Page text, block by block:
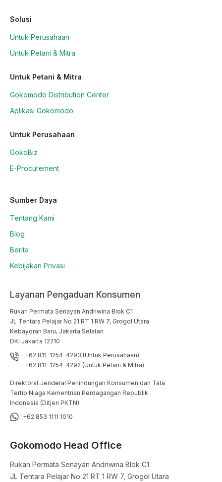
Solusi
Untuk Perusahaan
Untuk Petani & Mitra
Untuk Petani & Mitra
Gokomodo Distribution Center
Aplikasi Gokomodo
Untuk Perusahaan
GokoBiz
E-Procurement
Sumber Daya
Tentang Kami
Blog
Berita
Kebijakan Privasi
Layanan Pengaduan Konsumen
Rukan Permata Senayan Andriwina Blok C1
JL Tentara Pelajar No 21 RT 1 RW 7, Grogol Utara
Kebayoran Baru, Jakarta Selatan
DKI Jakarta 12210
+62 811-1254-4293 (Untuk Perusahaan)
+62 811-1254-4292 (Untuk Petani & Mitra)
Direktorat Jenderal Perlindungan Konsumen dan Tata
Tertib Niaga Kementrian Perdagangan Republik
Indonesia (Ditjen PKTN)
+62 853 1111 1010
Gokomodo Head Office
Rukan Permata Senayan Andriwina Blok C1
JL Tentara Pelajar No 21 RT 1 RW 7, Grogol Utara